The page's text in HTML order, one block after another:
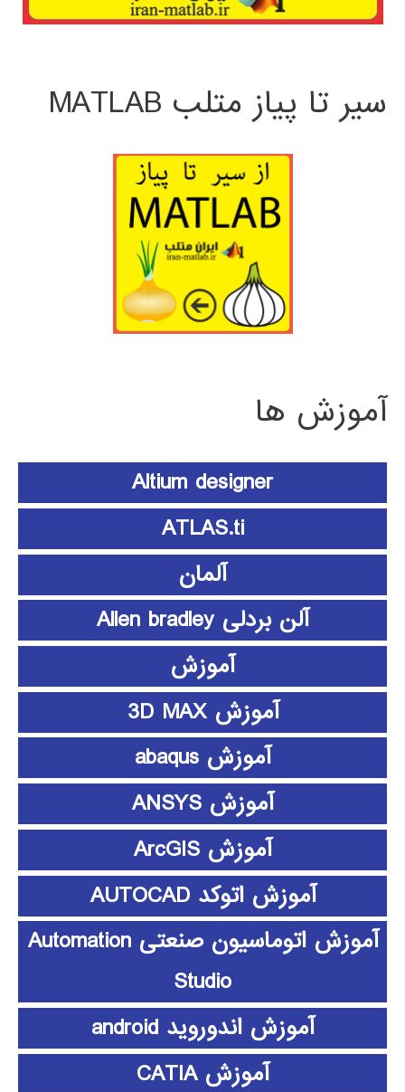
سیر تا پیاز متلب MATLAB
آموزش ها
Altium designer
ATLAS.ti
آلمان
آلن بردلی Allen bradley
آموزش
آموزش 3D MAX
آموزش abaqus
آموزش ANSYS
آموزش ArcGIS
آموزش اتوکد AUTOCAD
آموزش اتوماسیون صنعتی Automation
Studio
آموزش اندوروید android
آموزش CATIA